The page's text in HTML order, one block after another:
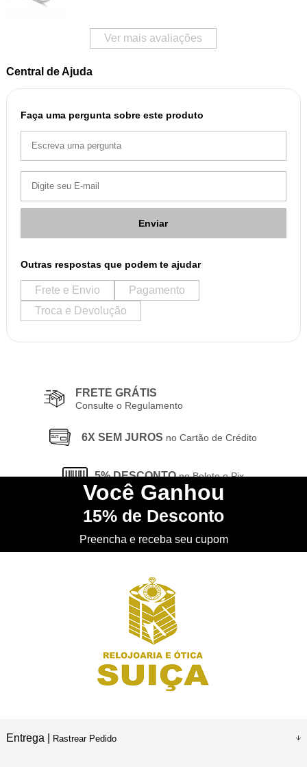
Ver mais avaliações
Central de Ajuda
Faça uma pergunta sobre este produto
Enviar
Outras respostas que podem te ajudar
Frete e Envio
Pagamento
Troca e Devolução
FRETE GRÁTIS
Consulte o Regulamento
6X SEM JUROS no Cartão de Crédito
5% DESCONTO no Boleto e Pix
CONHEÇA nossa Loja Física
Você Ganhou
15% de Desconto
Preencha e receba seu cupom
Entrega | Rastrear Pedido